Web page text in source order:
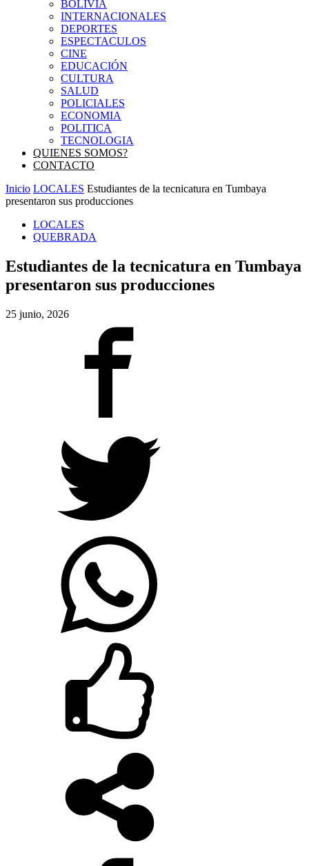
BOLIVIA
INTERNACIONALES
DEPORTES
ESPECTACULOS
CINE
EDUCACIÓN
CULTURA
SALUD
POLICIALES
ECONOMIA
POLITICA
TECNOLOGIA
QUIENES SOMOS?
CONTACTO
Inicio LOCALES Estudiantes de la tecnicatura en Tumbaya
presentaron sus producciones
LOCALES
QUEBRADA
Estudiantes de la tecnicatura en Tumbaya
presentaron sus producciones
25 junio, 2026